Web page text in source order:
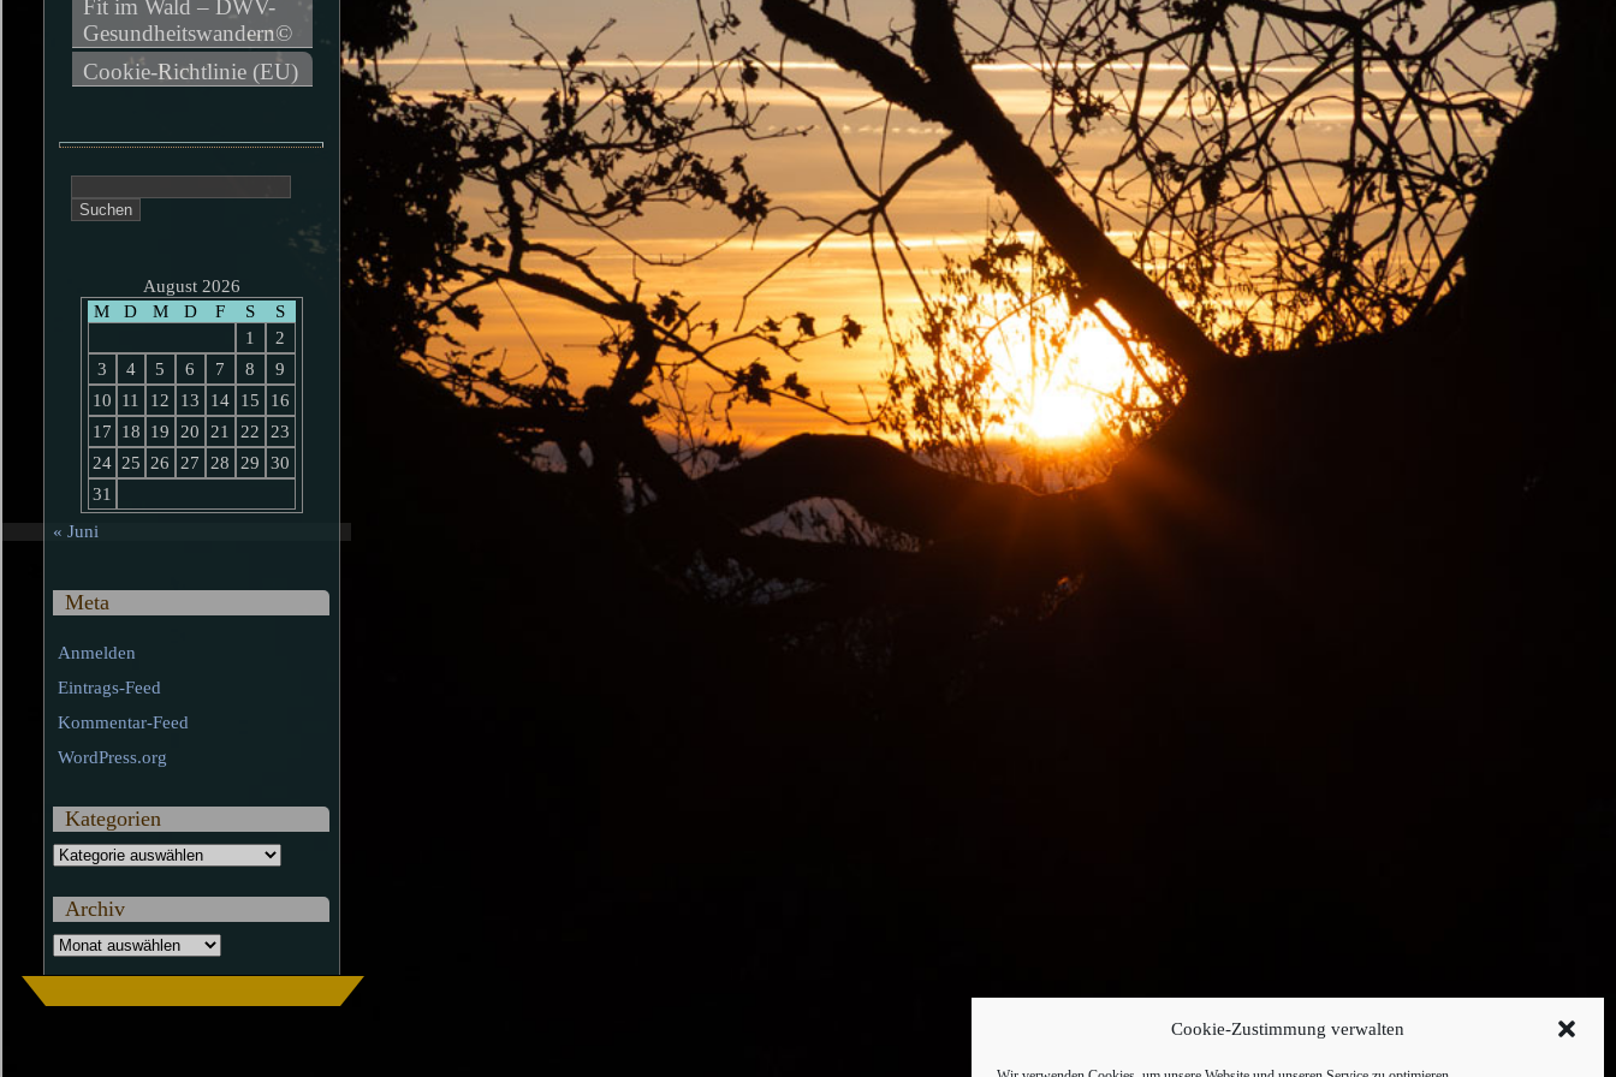
Cookie-Zustimmung verwalten
Fit im Wald – DWV-
Gesundheitswandern©
Cookie-Richtlinie (EU)
nach:
August 2026
M
D M D F S
S
1
2
3
4 5 6 7 8
9
10
11 12 13 14 15
16
17
18 19 20 21 22
23
24 25 26 27 28 29
30
31
« Juni
Meta
Anmelden
Eintrags-Feed
Kommentar-Feed
WordPress.org
Kategorien
Kategorien
Archiv
Archiv